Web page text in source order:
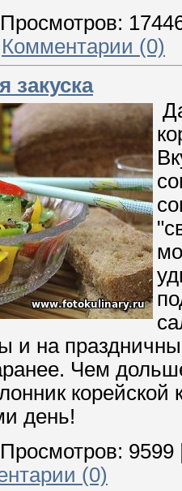
Просмотров:
Комментарии (0)
закуска
и на
Чем
корейской
день!
Просмотров: 9599
(0)